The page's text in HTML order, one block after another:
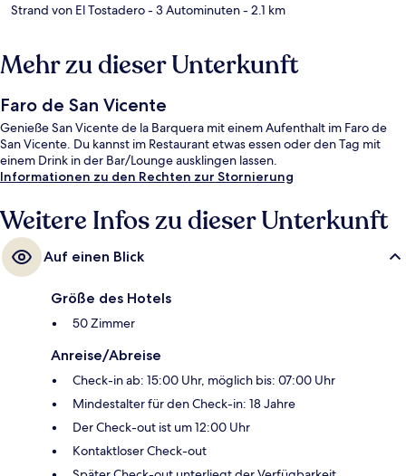
Strand von El Tostadero- 3 Autominuten- 2.1 km
Mehr zu dieser Unterkunft
Faro de San Vicente
Genieße San Vicente de la Barquera mit einem Aufenthalt im Faro de
San Vicente. Du kannst im Restaurant etwas essen oder den Tag mit
einem Drink in der Bar/Lounge ausklingen lassen.
Informationen zu den Rechten zur Stornierung
Weitere Infos zu dieser Unterkunft
Auf einen Blick
Größe des Hotels
50 Zimmer
Anreise/Abreise
Check-in ab: 15:00 Uhr, möglich bis: 07:00 Uhr
Mindestalter für den Check-in: 18 Jahre
Der Check-out ist um 12:00 Uhr
Kontaktloser Check-out